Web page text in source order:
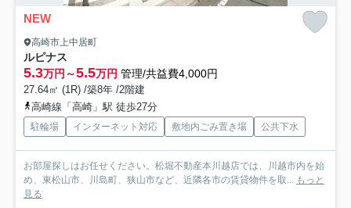
NEW
高崎市上中居町
ルピナス
5.3万円～5.5万円 管理/共益費4,000円
27.64㎡ (1R) /築8年 /2階建
高崎線「高崎」駅 徒歩27分
駐輪場 インターネット対応 敷地内ごみ置き場 公共下水
お部屋探しはお任せください。松堀不動産本川越店では、川越市内を始
め、東松山市、川島町、狭山市など、近隣各市の賃貸物件を取... もっと
見る